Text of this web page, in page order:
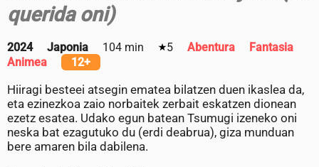
querida oni)
2024 Japonia 104 min 5 Abentura
Fantasia
Animea
12+
Hiiragi besteei atsegin ematea bilatzen duen ikaslea da,
eta ezinezkoa zaio norbaitek zerbait eskatzen dionean
ezetz esatea. Udako egun batean Tsumugi izeneko oni
neska bat ezagutuko du (erdi deabrua), giza munduan
bere amaren bila dabilena.